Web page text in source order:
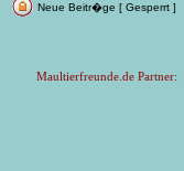
Neue Beitr�ge [ Gesperrt ]
Maultierfreunde.de Partner: